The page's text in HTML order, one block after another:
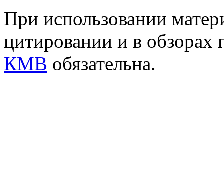
При использовании
цитировании и в обзорах
КМВ обязательна.